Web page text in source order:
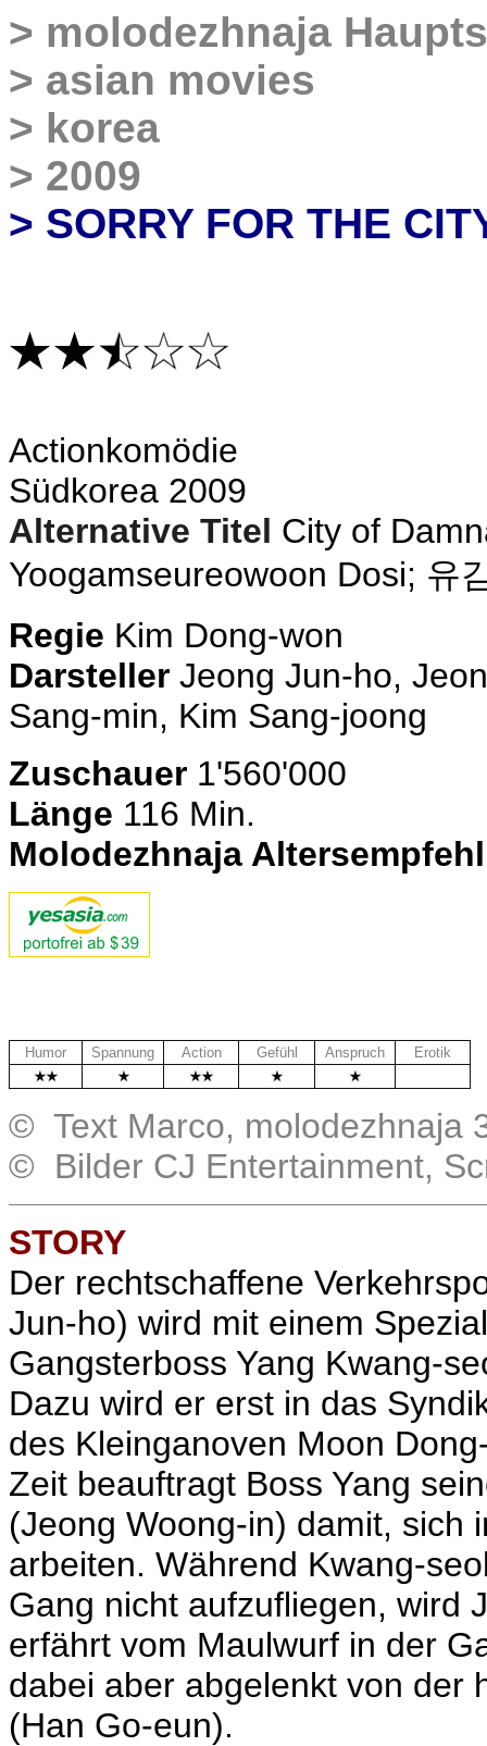
> molodezhnaja
> asian movies
> korea
> 2009
> SORRY FOR THE
Actionkomödie
Südkorea 2009
Alternative Titel City of
Yoogamseureowoon Dosi; 유
Regie Kim Dong-won
Darsteller Jeong Jun-ho,
Sang-min, Kim Sang-joong
Zuschauer 1'560'000
Länge 116 Min.
Molodezhnaja
Humor Spannung Action Gefühl Anspruch
Erotik
© Text Marco, molodezhnaja
© Bilder CJ Entertainment,
STORY
Der rechtschaffene
Jun-ho) wird mit einem
Gangsterboss Yang Kwang-
Dazu wird er erst in das
des Kleinganoven Moon
Zeit beauftragt Boss Yang
(Jeong Woong-in) damit, sich
arbeiten. Während Kwang-
Gang nicht aufzufliegen, wird
erfährt vom Maulwurf in der
dabei aber abgelenkt von der
(Han Go-eun).